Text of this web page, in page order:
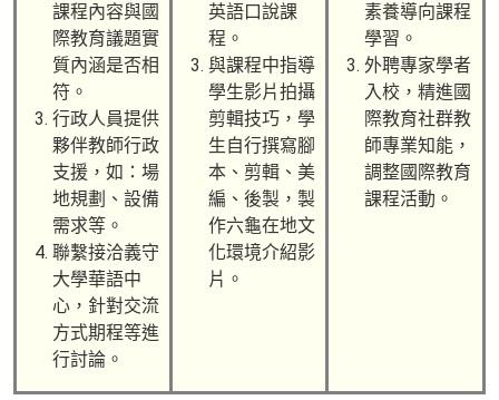
課程內容與國
際教育議題實
質內涵是否相
符。
行政人員提供
夥伴教師行政
支援，如：場
地規劃、設備
需求等。
聯繫接洽義守
大學華語中
心，針對交流
方式期程等進
行討論。
英語口說課
程。
與課程中指導
學生影片拍攝
剪輯技巧，學
生自行撰寫腳
本、剪輯、美
編、後製，製
作六龜在地文
化環境介紹影
片。
素養導向課程
學習。
外聘專家學者
入校，精進國
際教育社群教
師專業知能，
調整國際教育
課程活動。